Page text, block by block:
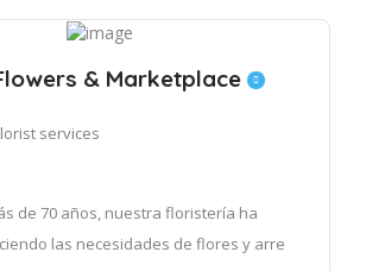
& Marketplace
services
de 70 años, nuestra floristería ha
las necesidades de flores y arre